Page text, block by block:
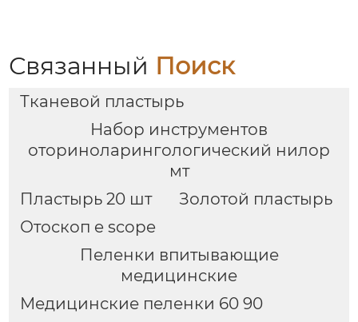
Связанный Поиск
Тканевой пластырь
Набор инструментов
оториноларингологический нилор
мт
Пластырь 20 шт
Золотой пластырь
Отоскоп e scope
Пеленки впитывающие
медицинские
Медицинские пеленки 60 90